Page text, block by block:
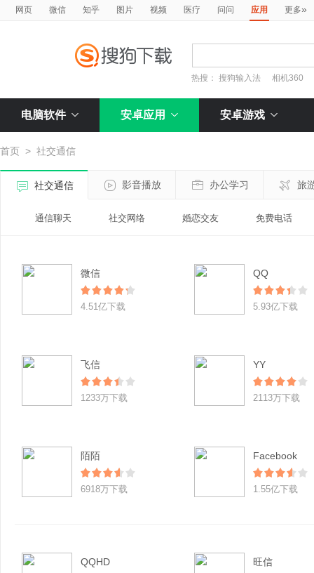
网页 微信 知乎 图片 视频 医疗 问问 应用 更多»
热搜：搜狗输入法 相机360
电脑软件 安卓应用 安卓游戏
首页 > 社交通信
社交通信 影音播放 办公学习 旅
通信聊天 社交网络 婚恋交友 免费电话
微信
4.51亿下载
QQ
5.93亿下载
飞信
1233万下载
YY
2113万下载
陌陌
6918万下载
Facebook
1.55亿下载
QQHD 旺信